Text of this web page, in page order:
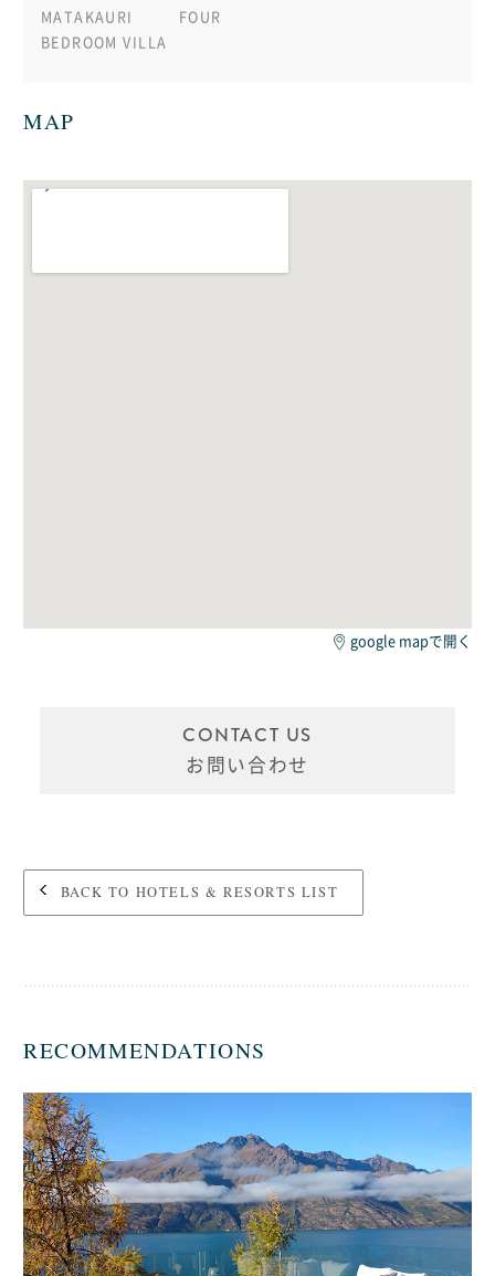
MATAKAURI FOUR
BEDROOM VILLA
MAP
google mapで開く
CONTACT US
お問い合わせ
BACK TO HOTELS & RESORTS LIST
RECOMMENDATIONS